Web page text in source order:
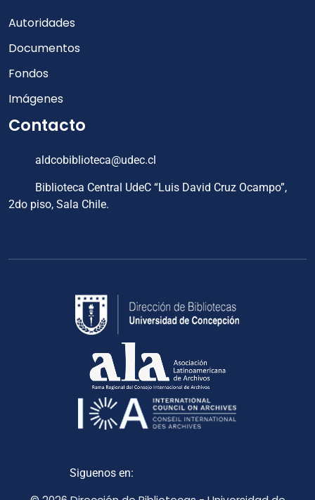
Autoridades
Documentos
Fondos
Imágenes
Contacto
aldcobiblioteca@udec.cl
Biblioteca Central UdeC “Luis David Cruz Ocampo”,
2do piso, Sala Chile.
Siguenos en: